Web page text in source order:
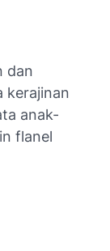
dan
kerajinan
anak-
flanel